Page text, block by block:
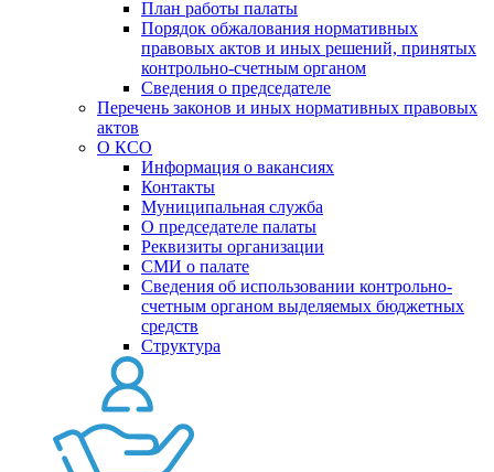
План работы палаты
Порядок обжалования нормативных
правовых актов и иных решений, принятых
контрольно-счетным органом
Сведения о председателе
Перечень законов и иных нормативных правовых
актов
О КСО
Информация о вакансиях
Контакты
Муниципальная служба
О председателе палаты
Реквизиты организации
СМИ о палате
Сведения об использовании контрольно-
счетным органом выделяемых бюджетных
средств
Структура